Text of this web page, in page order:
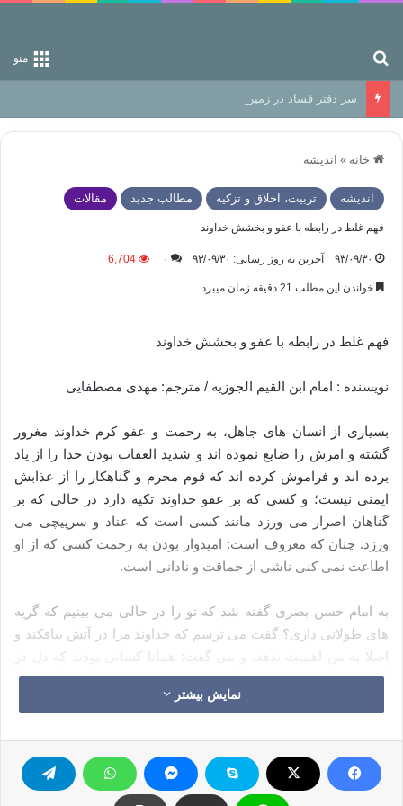
منو
سر دفتر فساد در زمین‌، دوری وکناره‌گیری از راه خداست‌!
خانه » اندیشه
اندیشه تربیت، اخلاق و تزکیه مطالب جدید مقالات
فهم غلط در رابطه با عفو و بخشش خداوند
۹۳/۰۹/۳۰ آخرین به روز رسانی: ۹۳/۰۹/۳۰ ۰ 6,704
خواندن این مطلب 21 دقیقه زمان میبرد
فهم غلط در رابطه با عفو و بخشش خداوند
نویسنده : امام ابن القیم الجوزیه / مترجم: مهدی مصطفایی
بسیاری از انسان های جاهل، به رحمت و عفو کرم خداوند مغرور
گشته و امرش را ضایع نموده اند و شدید العقاب بودن خدا را از یاد
برده اند و فراموش کرده اند که قوم مجرم و گناهکار را از عذابش
ایمنی نیست؛ و کسی که بر عفو خداوند تکیه دارد در حالی که بر
گناهان اصرار می ورزد مانند کسی است که عناد و سرپیچی می
ورزد. چنان که معروف است: امیدوار بودن به رحمت کسی که از او
اطاعت نمی کنی ناشی از حماقت و نادانی است.
به امام حسن بصری گفته شد که تو را در حالی می بینیم که گریه
های طولانی داری؟ گفت می ترسم که خداوند مرا در آتش بیافکند و
اصلا به من اهمیت ندهد. و می گفت: همانا کسانی بودند که دل در
آرزو به مغفرت خدا داشتند و بدون توبه مردند. و کسی از آنان می
گوید که من به پروردگارم حسن ظن دارم، در حالی که دروغ می گوید
شخصی از حسن پرسید: آیا با کسانی مجالست کنیم که چنان ما را
می ترسانند که نزدیک است قلب هایمان به پرواز درآید؟ او گفت
نمایش بیشتر